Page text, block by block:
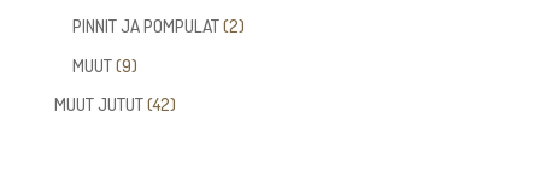
tuotetta
PINNIT JA POMPULAT 22
MUUT 99
tuotetta
MUUT JUTUT 4242